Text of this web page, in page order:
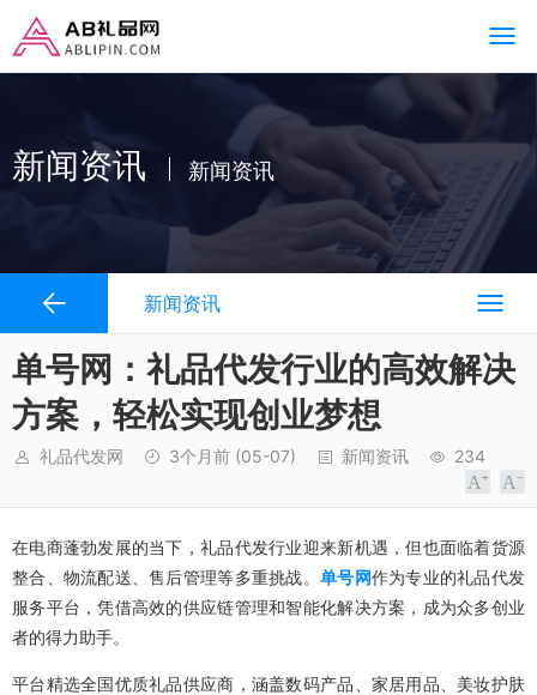
新闻资讯 新闻资讯
新闻资讯
单号网：礼品代发行业的高效解决
方案，轻松实现创业梦想
礼品代发网 3个月前 (05-07) 新闻资讯 234
在电商蓬勃发展的当下，礼品代发行业迎来新机遇，但也面临着货源
整合、物流配送、售后管理等多重挑战。 单号网作为专业的礼品代发
服务平台，凭借高效的供应链管理和智能化解决方案，成为众多创业
者的得力助手。
平台精选全国优质礼品供应商，涵盖数码产品、家居用品、美妆护肤